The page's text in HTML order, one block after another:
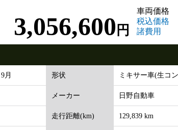
3,056,600 円
車両価格
税込価格
諸費用
月 形状 ミキサー車(生コ
メーカー 日野自動車
走行距離(km) 129,839 km